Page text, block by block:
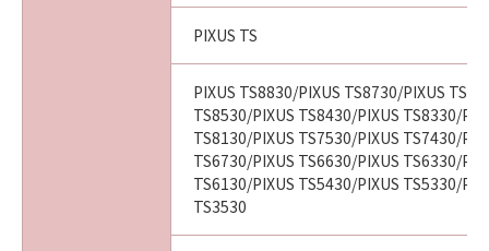
PIXUS TS
PIXUS TS8830/PIXUS TS8730/PIXUS
TS8530/PIXUS TS8430/PIXUS TS8330/
TS8130/PIXUS TS7530/PIXUS TS7430/
TS6730/PIXUS TS6630/PIXUS TS6330/
TS6130/PIXUS TS5430/PIXUS TS5330/
TS3530